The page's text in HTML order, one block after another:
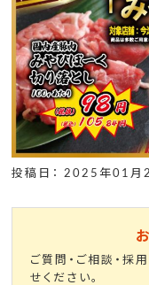
投稿日： 2025年01月
ご質問・ご相談・採
せください。